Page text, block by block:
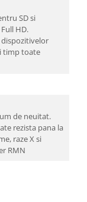
SD si
HD.
timp toate
de neuitat.
rezista pana la
raze X si
RMN